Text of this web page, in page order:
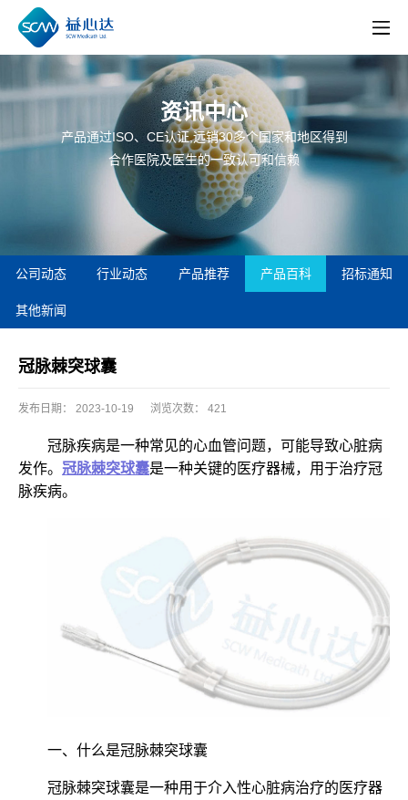
资讯中心
产品通过ISO、CE认证,远销30多个国家和地区得到
合作医院及医生的一致认可和信赖
公司动态 行业动态 产品推荐 产品百科 招标通知
其他新闻
冠脉棘突球囊
发布日期： 2023-10-19 浏览次数： 421
冠脉疾病是一种常见的心血管问题，可能导致心脏病
发作。 冠脉棘突球囊是一种关键的医疗器械，用于治疗冠
脉疾病。
一、什么是冠脉棘突球囊
冠脉棘突球囊是一种用于介入性心脏病治疗的医疗器